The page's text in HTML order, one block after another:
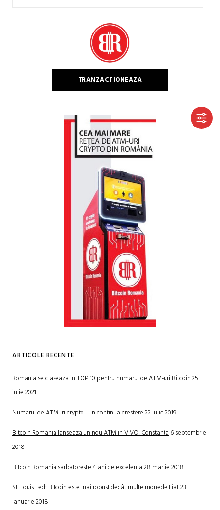
TRANZACTIONEAZA
ARTICOLE RECENTE
Romania se claseaza in TOP 10 pentru numarul de ATM-uri Bitcoin25
iulie 2021
Numarul de ATMuri crypto – in continua crestere22 iulie 2019
Bitcoin Romania lanseaza un nou ATM in VIVO! Constanta6 septembrie
2018
Bitcoin Romania sarbatoreste 4 ani de excelenta28 martie 2018
St. Louis Fed: Bitcoin este mai robust decât multe monede Fiat23
ianuarie 2018